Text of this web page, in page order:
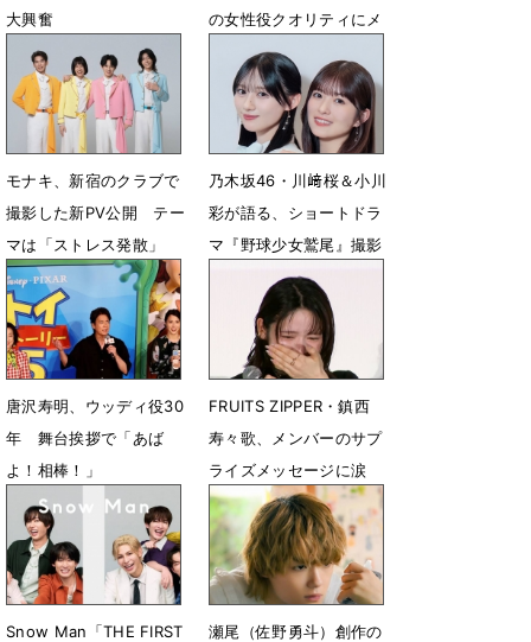
大興奮
8月2日 07時02分
の女性役クオリティにメ
ンバーも絶賛
7月30日 06時00分
モナキ、新宿のクラブで
撮影した新PV公開 テー
マは「ストレス発散」
7月29日 19時04分
乃木坂46・川﨑桜＆小川
彩が語る、ショートドラ
マ『野球少女鷲尾』撮影
7月28日 07時00分
唐沢寿明、ウッディ役30
年 舞台挨拶で「あば
よ！相棒！」
7月25日 10時12分
FRUITS ZIPPER・鎮西
寿々歌、メンバーのサプ
ライズメッセージに涙
7月24日 22時38分
Snow Man「THE FIRST
瀬尾（佐野勇斗）創作の